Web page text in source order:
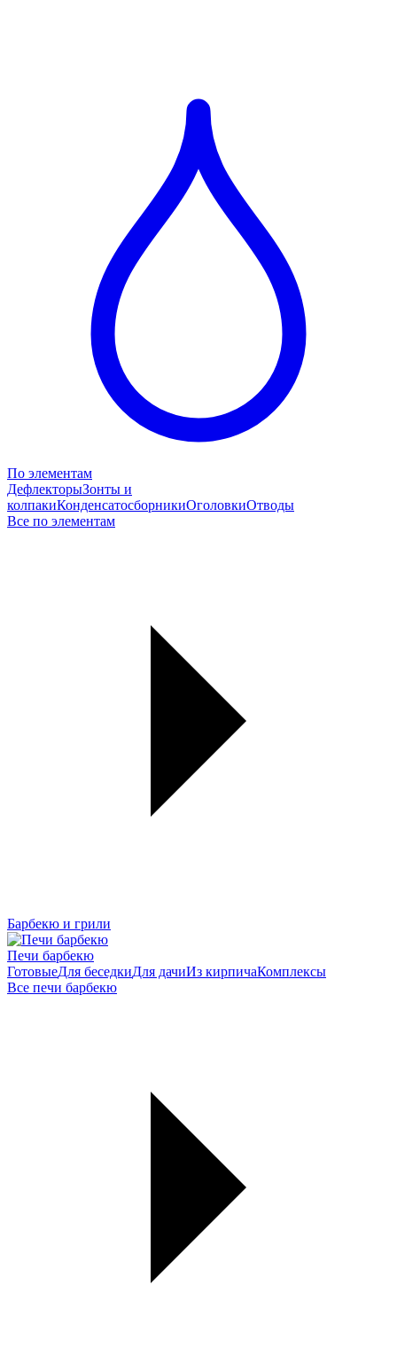
По элементам
ДефлекторыЗонты и
колпакиКонденсатосборникиОголовкиОтводы
Все по элементам
Барбекю и грили
Печи барбекю
ГотовыеДля беседкиДля дачиИз кирпичаКомплексы
Все печи барбекю